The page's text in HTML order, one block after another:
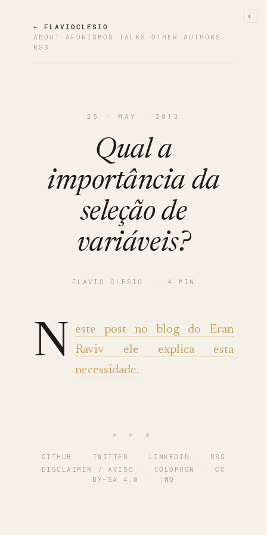
◐
← FLAVIOCLESIO
ABOUT · AFORISMOS · TALKS · OTHER AUTHORS ·
RSS
25 · MAY · 2013
Qual a
importância da
seleção de
variáveis?
FLAVIO CLESIO · 4 MIN
N
este post no blog do Eran
Raviv ele explica esta
necessidade.
∗ ∗ ∗
GITHUB · TWITTER · LINKEDIN ·
RSS
DISCLAIMER / AVISO
· COLOPHON ·
CC
BY-SA 4.0
· :WQ